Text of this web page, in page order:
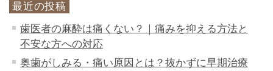
最近の投稿
歯医者の麻酔は痛くない？｜痛みを抑える方法と
不安な方への対応
奥歯がしみる・痛い原因とは？抜かずに早期治療